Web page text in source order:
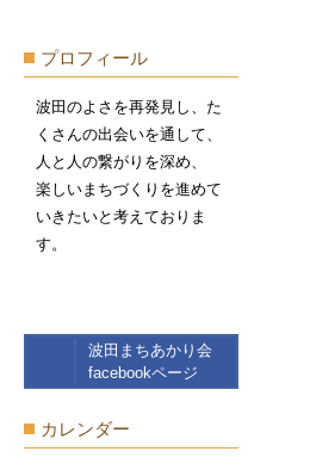
プロフィール
波田のよさを再発見し、た
くさんの出会いを通して、
人と人の繋がりを深め、
楽しいまちづくりを進めて
いきたいと考えておりま
す。
波田まちあかり会
facebookページ
カレンダー